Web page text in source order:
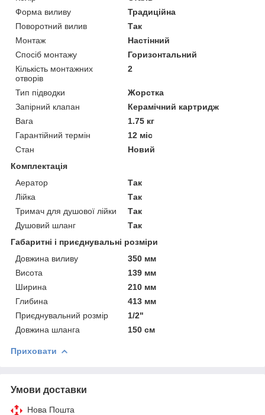
Форма виливу
Традиційна
Поворотний вилив
Так
Монтаж
Настінний
Спосіб монтажу
Горизонтальний
Кількість монтажних
отворів
2
Тип підводки
Жорстка
Запірний клапан
Керамічний картридж
Вага
1.75 кг
Гарантійний термін
12 міс
Стан
Новий
Комплектація
Аератор
Так
Лійка
Так
Тримач для душової лійки
Так
Душовий шланг
Так
Габаритні і приєднувальні розміри
Довжина виливу
350 мм
Висота
139 мм
Ширина
210 мм
Глибина
413 мм
Приєднувальний розмір
1/2"
Довжина шланга
150 см
Приховати
Умови доставки
Нова Пошта